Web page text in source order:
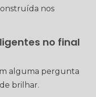
nos
no final
alguma pergunta
brilhar.